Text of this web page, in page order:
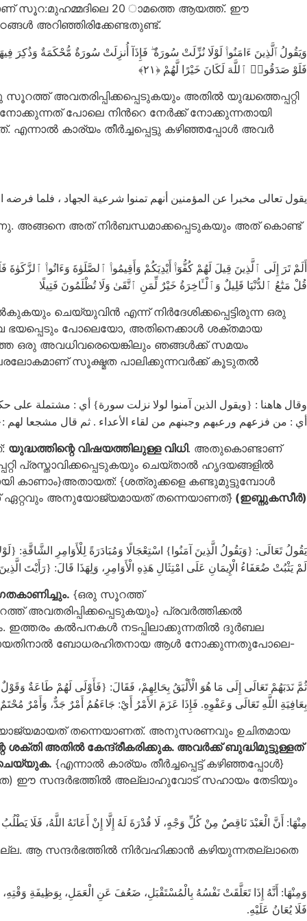
സൂറ:മുഹമ്മദിലെ 20 ാമത്തെ ആയത്ത്. ഈ
അറിഞ്ഞിരിക്കേണ്ടതുണ്ട്.
فَلَوْ صَدَقُوا۟ ٱللَّهَ لَكَانَ خَيْرًا لَّهُمْ ‎﴿٢١﴾‏
അവതരിപ്പിക്കപ്പെടുകയും അതില്‍ യുദ്ധത്തെപ്പറ്റി
പോലെ നിന്‍റെ നേര്‍ക്ക് നോക്കുന്നതായി
കാര്യം തീര്‍ച്ചപ്പെട്ടു കഴിഞ്ഞപ്പോള്‍ അവര്‍
يقول تعالى مخبرا عن المؤمنين أنهم تمنوا شرعية الجهاد ، فلما
അങ്ങനെ അത് നിര്‍ബന്ധമാക്കപ്പെടുകയും അത് കൊണ്ട്
أَلَمْ تَرَ إِلَى ٱلَّذِينَ قِيلَ لَهُمْ كُفُّوٓا۟ أَيْدِيَكُمْ وَأَقِيمُوا۟ ٱلصَّلَوٰةَ وَءَاتُوا۟
قُلْ مَتَٰعُ ٱلدُّنْيَا قَلِيلٌ وَٱلْـَٔاخِرَةُ خَيْرٌ لِّمَنِ ٱتَّقَىٰ وَلَا تُظْلَمُونَ فَتِيلًا
ചെയ്യുവിന്‍ എന്ന് നിര്‍ദേശിക്കപ്പെട്ടിരുന്ന ഒരു
ഭയപ്പെടും പോലെയോ, അതിനെക്കാള്‍ ശക്തമായ
ഒരു അവധിവരെയെങ്കിലും ഞങ്ങള്‍ക്ക് സമയം
സൂക്ഷ്മത പാലിക്കുന്നവര്‍ക്ക് കൂടുതല്‍
وقال هاهنا : {ويقول الذين آمنوا لولا نزلت سورة} أي : مشتملة
أي : من فزعهم ورعبهم وجبنهم من لقاء الأعداء . ثم قال مشجعا لهم
യുദ്ധത്തിന്റെ വിഷയത്തിലുള്ള വിധി. അതുകൊണ്ടാണ്
പ്രസ്താവിക്കപ്പെടുകയും ചെയ്താല്‍ ഹൃദയങ്ങളില്‍
കാണാം}അതായത്: {ശത്രുക്കളെ കണ്ടുമുട്ടുമ്പോൾ
ഏറ്റവും അനുയോജ്യമായത് തന്നെയാണത്‌} (ഇബ്നുകസീര്‍)
يَقُولُ تَعَالَى: {وَيَقُولُ الَّذِينَ آمَنُوا} اسْتِعْجَالًا وَمُبَادَرَةً لِلْأَوَامِرِ
لَمْ يَثْبُتْ ضُعَفَاءُ الْإِيمَانِ عَلَى امْتِثَالِ هَذِهِ الْأَوَامِرِ، وَلِهَذَا قَالَ:
{ഒരു സൂറത്ത്
അവതരിപ്പിക്കപ്പെടുകയും} പ്രവർത്തിക്കൽ
ഇത്തരം കൽപനകൾ നടപ്പിലാക്കുന്നതിൽ ദുർബല
ബോധരഹിതനായ ആൾ നോക്കുന്നതുപോലെ-
ثُمَّ نَدَبَهُمْ تَعَالَى إِلَى مَا هُوَ الْأَلْيَقُ بِحَالِهِمْ، فَقَالَ: {فَأَوْلَى لَهُمْ طَاعَةٌ
بِعَافِيَةِ اللَّهِ تَعَالَى وَعَفْوِهِ. فَإِذَا عَزَمَ الأَمْرُ أَيْ: جَاءَهُمُ أَمْرٌ جَدٌّ، وَأَمْرٌ
തന്നെയാണത്. അനുസരണവും ഉചിതമായ
അതിൽ കേന്ദ്രീകരിക്കുക. അവർക്ക് ബുദ്ധിമുട്ടുള്ളത്
ചെയ്യുക. {എന്നാൽ കാര്യം തീർച്ചപ്പെട്ട് കഴിഞ്ഞപ്പോൾ}
ഈ സന്ദർഭത്തിൽ അല്ലാഹുവോട് സഹായം തേടിയും
مِنْهَا: أَنَّ الْعَبْدَ نَاقِصٌ مِنْ كُلِّ وَجْهٍ، لَا قُدْرَةَ لَهُ إِلَّا إِنْ أَعَانَهُ اللَّهُ، فَلَا
സന്ദർഭത്തിൽ നിർവഹിക്കാൻ കഴിയുന്നതല്ലാതെ
وَمِنْهَا: أَنَّهُ إِذَا تَعَلَّقَتْ نَفْسُهُ بِالْمُسْتَقْبَلِ، ضَعُفَ عَنِ الْعَمَلِ، بِوَظِيفَةِ وَقْتِهِ،
فَلَا يُعَانُ عَلَيْهِ.